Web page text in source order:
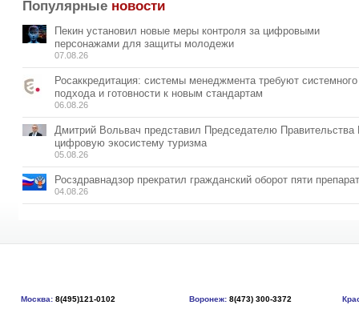
Популярные новости
Пекин установил новые меры контроля за цифровыми
персонажами для защиты молодежи
07.08.26
Росаккредитация: системы менеджмента требуют системного
подхода и готовности к новым стандартам
06.08.26
Дмитрий Вольвач представил Председателю
цифровую экосистему туризма
05.08.26
Росздравнадзор прекратил гражданский оборот пяти
04.08.26
Москва: 8(495)121-0102 Воронеж: 8(473) 300-3372